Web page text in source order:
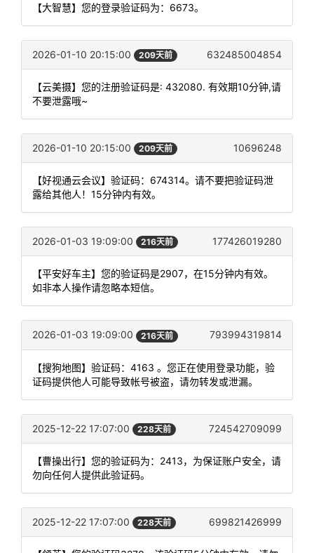
【大智慧】您的登录验证码为：6673。
2026-01-10 20:15:00 209天前 632485004854
【云美摄】您的注册验证码是: 432080. 有效期10分钟,请
不要泄露哦~
2026-01-10 20:15:00 209天前 10696248
【好视通云会议】验证码：674314。请不要把验证码泄
露给其他人！15分钟内有效。
2026-01-03 19:09:00 216天前 177426019280
【平安好车主】您的验证码是2907，在15分钟内有效。
如非本人操作请忽略本短信。
2026-01-03 19:09:00 216天前 793994319814
【搜狗地图】验证码：4163 。您正在使用登录功能，验
证码提供他人可能导致帐号被盗，请勿转发或泄漏。
2025-12-22 17:07:00 228天前 724542709099
【曹操出行】您的验证码为：2413，为保证账户安全，请
勿向任何人提供此验证码。
2025-12-22 17:07:00 228天前 699821426999